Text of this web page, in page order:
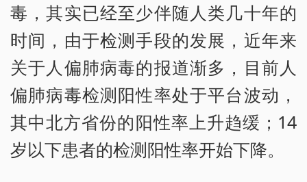
毒，其实已经至少伴随人类几十年的
时间，由于检测手段的发展，近年来
关于人偏肺病毒的报道渐多，目前人
偏肺病毒检测阳性率处于平台波动，
其中北方省份的阳性率上升趋缓；14
岁以下患者的检测阳性率开始下降。